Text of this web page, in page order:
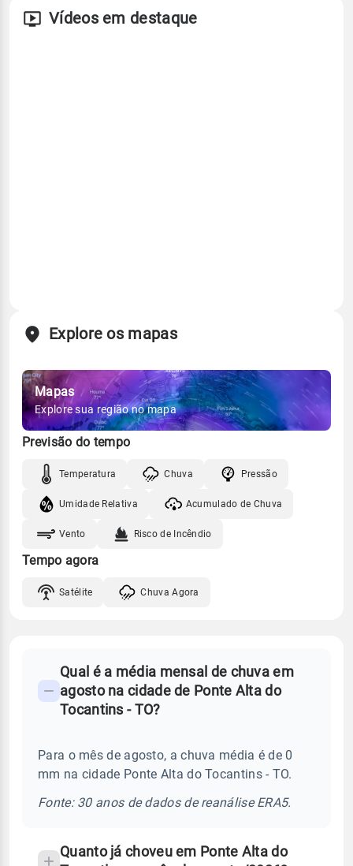
Vídeos em destaque
Explore os mapas
Mapas
Explore sua região no mapa
Previsão do tempo
Temperatura Chuva Pressão
Umidade Relativa Acumulado de Chuva
Vento Risco de Incêndio
Tempo agora
Satélite Chuva Agora
Perguntas
frequentes
chuva
temperatura
Qual é a média mensal de chuva em
agosto na cidade de Ponte Alta do
Tocantins - TO?
Para o mês de agosto, a chuva média é de 0
mm na cidade Ponte Alta do Tocantins - TO.
Fonte: 30 anos de dados de reanálise ERA5.
Quanto já choveu em Ponte Alta do